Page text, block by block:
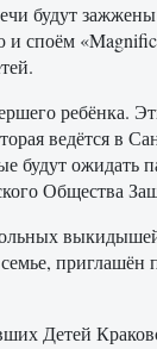
будут зажжены
ребёнка.
ведётся в
будут
Общества
приглашён
Детей